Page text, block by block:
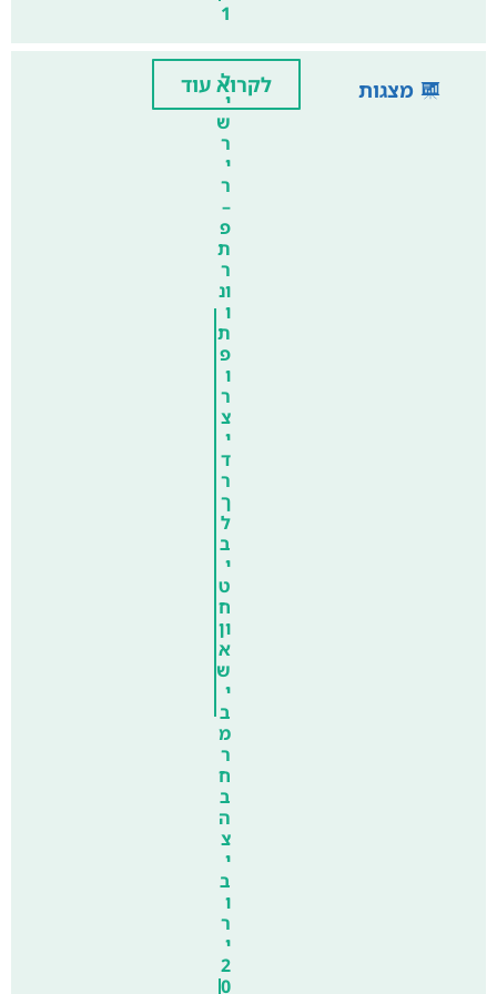
1
מצגות
ל
י
ש
ר
י
ר
–
פ
ת
ר
ונ
ו
ת
פ
ו
ר
צ
י
ד
ר
ך
ל
ב
י
ט
ח
ון
א
ש
י
ב
מ
ר
ח
ב
ה
צ
י
ב
ו
ר
י
2
0
לקרוא עוד